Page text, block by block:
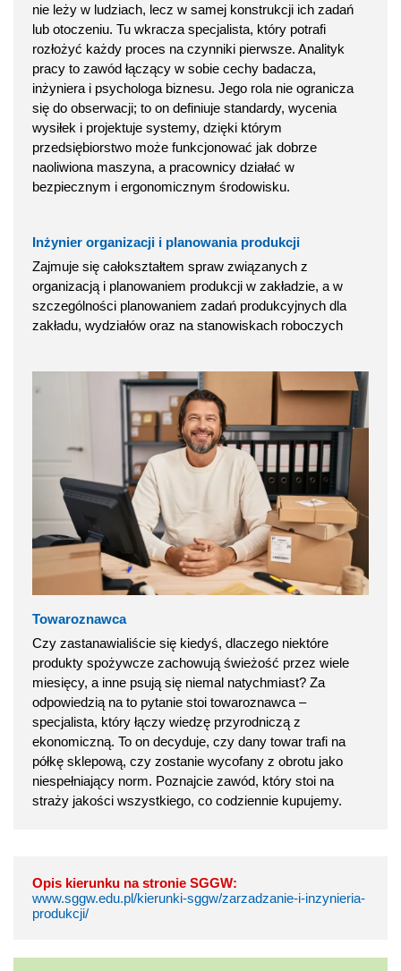
nie leży w ludziach, lecz w samej konstrukcji ich zadań
lub otoczeniu. Tu wkracza specjalista, który potrafi
rozłożyć każdy proces na czynniki pierwsze. Analityk
pracy to zawód łączący w sobie cechy badacza,
inżyniera i psychologa biznesu. Jego rola nie ogranicza
się do obserwacji; to on definiuje standardy, wycenia
wysiłek i projektuje systemy, dzięki którym
przedsiębiorstwo może funkcjonować jak dobrze
naoliwiona maszyna, a pracownicy działać w
bezpiecznym i ergonomicznym środowisku.
Inżynier organizacji i planowania produkcji
Zajmuje się całokształtem spraw związanych z
organizacją i planowaniem produkcji w zakładzie, a w
szczególności planowaniem zadań produkcyjnych dla
zakładu, wydziałów oraz na stanowiskach roboczych
Towaroznawca
Czy zastanawialiście się kiedyś, dlaczego niektóre
produkty spożywcze zachowują świeżość przez wiele
miesięcy, a inne psują się niemal natychmiast? Za
odpowiedzią na to pytanie stoi towaroznawca –
specjalista, który łączy wiedzę przyrodniczą z
ekonomiczną. To on decyduje, czy dany towar trafi na
półkę sklepową, czy zostanie wycofany z obrotu jako
niespełniający norm. Poznajcie zawód, który stoi na
straży jakości wszystkiego, co codziennie kupujemy.
Opis kierunku na stronie SGGW:
www.sggw.edu.pl/kierunki-sggw/zarzadzanie-i-inzynieria-
produkcji/